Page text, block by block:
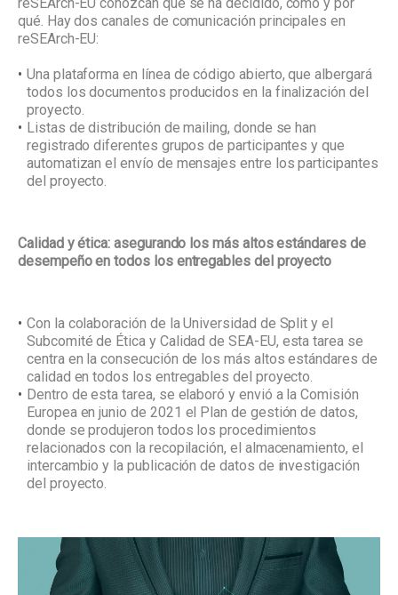
qué. Hay dos canales de comunicación principales en
reSEArch-EU:
Una plataforma en línea de código abierto, que albergará
todos los documentos producidos en la finalización del
proyecto.
Listas de distribución de mailing, donde se han
registrado diferentes grupos de participantes y que
automatizan el envío de mensajes entre los participantes
del proyecto.
Calidad y ética: asegurando los más altos estándares de
desempeño en todos los entregables del proyecto
Con la colaboración de la Universidad de Split y el
Subcomité de Ética y Calidad de SEA-EU, esta tarea se
centra en la consecución de los más altos estándares de
calidad en todos los entregables del proyecto.
Dentro de esta tarea, se elaboró ​​y envió a la Comisión
Europea en junio de 2021 el Plan de gestión de datos,
donde se produjeron todos los procedimientos
relacionados con la recopilación, el almacenamiento, el
intercambio y la publicación de datos de investigación
del proyecto.